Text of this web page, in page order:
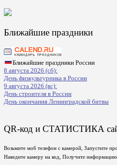
Ближайшие праздники
Ближайшие праздники России
8 августа 2026 (сб):
День физкультурника в России
9 августа 2026 (вс):
День строителя в России
День окончания Ленинградской битвы
QR-код и СТАТИСТИКА
Возьмите моб телефон с камерой, Запустите
Наведите камеру на код, Получите